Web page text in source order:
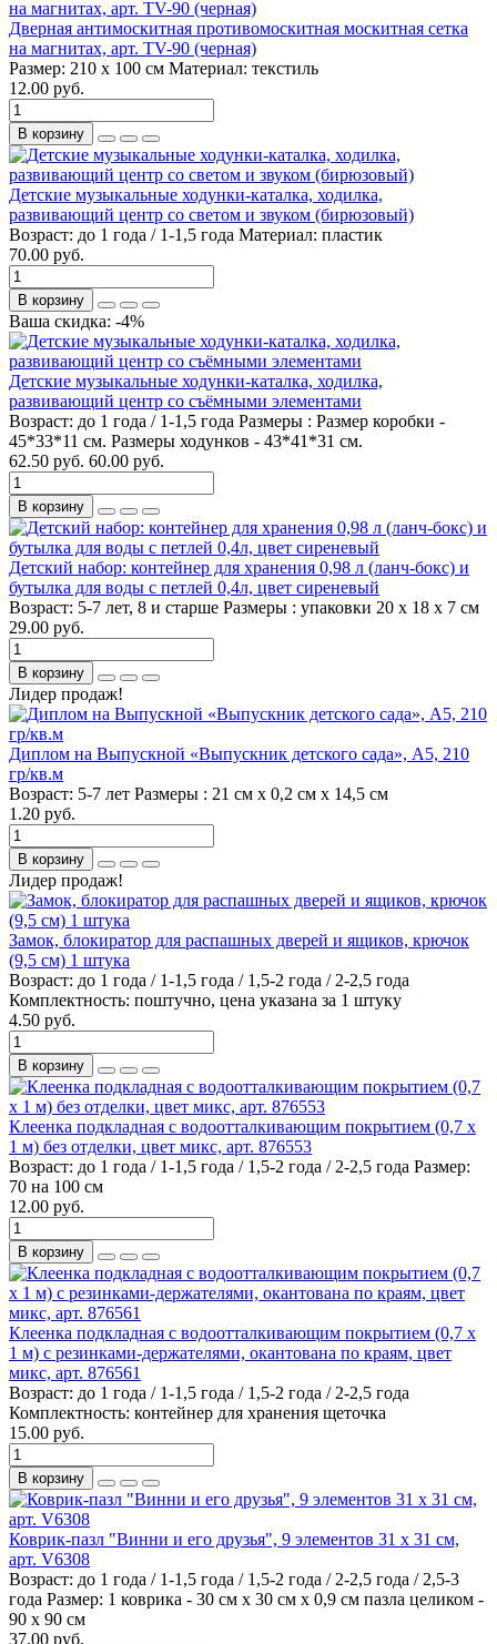
Дверная антимоскитная противомоскитная москитная сетка
на магнитах, арт. TV-90 (черная)
Размер: 210 х 100 см Материал: текстиль
12.00 руб.
В корзину
Детские музыкальные ходунки-каталка, ходилка,
развивающий центр со светом и звуком (бирюзовый)
Возраст: до 1 года / 1-1,5 года Материал: пластик
70.00 руб.
В корзину
Ваша скидка: -4%
Детские музыкальные ходунки-каталка, ходилка,
развивающий центр со съёмными элементами
Возраст: до 1 года / 1-1,5 года Размеры : Размер коробки -
45*33*11 см. Размеры ходунков - 43*41*31 см.
62.50 руб. 60.00 руб.
В корзину
Детский набор: контейнер для хранения 0,98 л (ланч-бокс) и
бутылка для воды с петлей 0,4л, цвет сиреневый
Возраст: 5-7 лет, 8 и старше Размеры : упаковки 20 х 18 х 7 см
29.00 руб.
В корзину
Лидер продаж!
Диплом на Выпускной «Выпускник детского сада», А5, 210
гр/кв.м
Возраст: 5-7 лет Размеры : 21 см х 0,2 см х 14,5 см
1.20 руб.
В корзину
Лидер продаж!
Замок, блокиратор для распашных дверей и ящиков, крючок
(9,5 см) 1 штука
Возраст: до 1 года / 1-1,5 года / 1,5-2 года / 2-2,5 года
Комплектность: поштучно, цена указана за 1 штуку
4.50 руб.
В корзину
Клеенка подкладная с водоотталкивающим покрытием (0,7 х
1 м) без отделки, цвет микс, арт. 876553
Возраст: до 1 года / 1-1,5 года / 1,5-2 года / 2-2,5 года Размер:
70 на 100 см
12.00 руб.
В корзину
Клеенка подкладная с водоотталкивающим покрытием (0,7 х
1 м) с резинками-держателями, окантована по краям, цвет
микс, арт. 876561
Возраст: до 1 года / 1-1,5 года / 1,5-2 года / 2-2,5 года
Комплектность: контейнер для хранения щеточка
15.00 руб.
В корзину
Коврик-пазл "Винни и его друзья", 9 элементов 31 х 31 см,
арт. V6308
Возраст: до 1 года / 1-1,5 года / 1,5-2 года / 2-2,5 года / 2,5-3
года Размер: 1 коврика - 30 см х 30 см х 0,9 см пазла целиком -
90 х 90 см
37.00 руб.